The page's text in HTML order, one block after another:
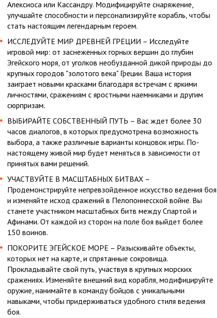
Алексиоса или Кассандру. Модифицируйте снаряжение,
улучшайте способности и персонализируйте корабль, чтобы
стать настоящим легендарным героем.
ИССЛЕДУЙТЕ МИР ДРЕВНЕЙ ГРЕЦИИ – Исследуйте
игровой мир: от заснеженных горных вершин до глубин
Эгейского моря, от уголков необузданной дикой природы до
крупных городов "золотого века" Греции. Ваша история
заиграет новыми красками благодаря встречам с яркими
личностями, сражениям с яростными наемниками и другим
сюрпризам.
ВЫБИРАЙТЕ СОБСТВЕННЫЙ ПУТЬ – Вас ждет более 30
часов диалогов, в которых предусмотрена возможность
выбора, а также различные варианты концовок игры. По-
настоящему живой мир будет меняться в зависимости от
принятых вами решений.
УЧАСТВУЙТЕ В МАСШТАБНЫХ БИТВАХ –
Продемонстрируйте непревзойденное искусство ведения боя
и изменяйте исход сражений в Пелопоннесской войне. Вы
станете участником масштабных битв между Спартой и
Афинами. От каждой из сторон на поле боя выйдет более
150 воинов.
ПОКОРИТЕ ЭГЕЙСКОЕ МОРЕ – Разыскивайте объекты,
которых нет на карте, и спрятанные сокровища.
Прокладывайте свой путь, участвуя в крупных морских
сражениях. Изменяйте внешний вид корабля, модифицируйте
оружие, нанимайте в команду бойцов с уникальными
навыками, чтобы придерживаться удобного стиля ведения
боя.